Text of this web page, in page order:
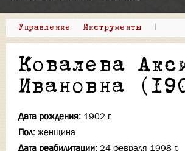
Управление Инструменты |
Ковалева
Ивановна
Дата рождения: 1902 г.
Пол: женщина
Дата реабилитации: 24 февраля 1998 г.